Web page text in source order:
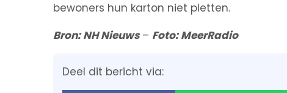
bewoners hun karton niet pletten.
Bron: NH Nieuws– Foto: MeerRadio
Deel dit bericht via: